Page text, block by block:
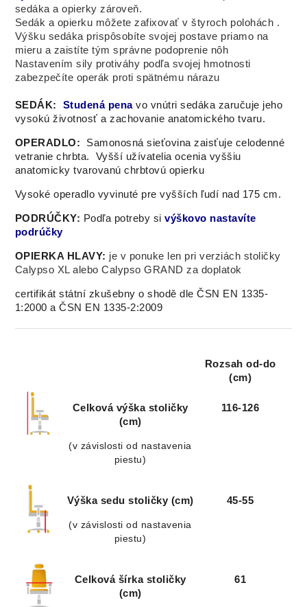
sedáka a opierky zároveň.
Sedák a opierku môžete zafixovať v štyroch polohách .
Výšku sedáka prispôsobíte svojej postave priamo na
mieru a zaistíte tým správne podoprenie nôh
Nastavením sily protiváhy podľa svojej hmotnosti
zabezpečíte operák proti spätnému nárazu
SEDÁK: Studená penavo vnútri sedáka zaručuje jeho
vysokú životnosť a zachovanie anatomického tvaru.
OPERADLO:
Samonosná sieťovina zaisťuje celodenné
vetranie chrbta. Vyšší užívatelia ocenia vyššiu
anatomicky tvarovanú chrbtovú opierku
Vysoké operadlo vyvinuté pre vyšších ľudí nad 175 cm.
PODRÚČKY: Podľa potreby sivýškovo nastavíte
podrúčky
OPIERKA HLAVY: je v ponuke len pri verziách stoličky
Calypso XL alebo Calypso GRAND za doplatok
certifikát státní zkušebny o shodě dle ČSN EN 1335-
1:2000 a ČSN EN 1335-2:2009
Rozsah od-do
(cm)
Celková výška stoličky
(cm)
(v závislosti od nastavenia
piestu)
116-126
Výška sedu stoličky (cm)
(v závislosti od nastavenia
piestu)
45-55
Celková šírka stoličky
(cm)
61